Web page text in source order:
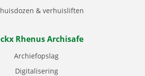
& verhuisliften
Rhenus Archisafe
Archiefopslag
Digitalisering